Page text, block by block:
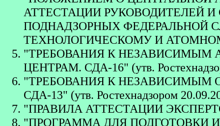
АТТЕСТАЦИИ РУКОВОДИТЕЛЕЙ
ПОДНАДЗОРНЫХ ФЕДЕРАЛЬНОЙ
ТЕХНОЛОГИЧЕСКОМУ И
"ТРЕБОВАНИЯ К НЕЗАВИСИМЫМ
ЦЕНТРАМ. СДА-16" (утв.
"ТРЕБОВАНИЯ К НЕЗАВИСИМЫМ
СДА-13" (утв. Ростехнадзором
"ПРАВИЛА АТТЕСТАЦИИ
"ПРОГРАММА ДЛЯ ПОДГОТОВКИ